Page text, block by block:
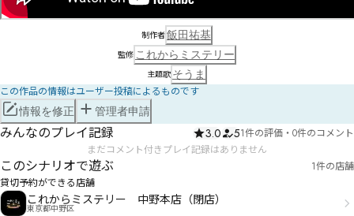
制作者飯田祐基
監修 これからミステリー
主題歌 そうま
この作品の情報はユーザー投稿によるものです
情報を修正 管理者申請
みんなのプレイ記録 3.0 51件の評価 ・ 0件のコメント
まだコメント付きプレイ記録はありません
このシナリオで遊ぶ
1件の店舗
貸切予約ができる店舗
これからミステリー 中野本店（閉店）
東京都中野区